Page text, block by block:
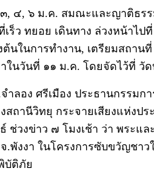
, ๔, ๖ ม.ค. สมณะและญาติธรร
เร็ว ทยอย เดินทาง ล่วงหน้าไป
ต้นในการทำงาน, เตรียมสถาน
ในวันที่ ๑๑ ม.ค. โดยจัดไว้ที่ วัด
ำลอง ศรีเมือง ประธานกรรมก
ถานีวิทยุ กระจายเสียงแห่งปร
ช่วงข่าว ๗ โมงเช้า ว่า พระแ
.พังงา ในโครงการซับขวัญชาว
บัติภัย